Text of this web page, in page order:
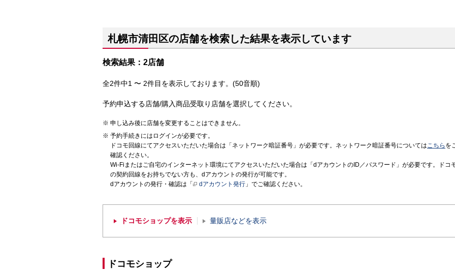
札幌市清田区の店舗を検索した結果を表示しています
検索結果：2店舗
全2件中1 〜 2件目を表示しております。(50音順)
予約申込する店舗/購入商品受取り店舗を選択してください。
申し込み後に店舗を変更することはできません。
予約手続きにはログインが必要です。
ドコモ回線にてアクセスいただいた場合は「ネットワーク暗証番号」が必要です。ネットワーク暗証番号についてはこちら を
確認ください。
Wi-Fiまたはご自宅のインターネット環境にてアクセスいただいた場合は「dアカウントのID／パスワード」が必要です。ドコ
の契約回線をお持ちでない方も、dアカウントの発行が可能です。
dアカウントの発行・確認は「
dアカウント発行 」でご確認ください。
ドコモショップを表示 量販店などを表示
ドコモショップ